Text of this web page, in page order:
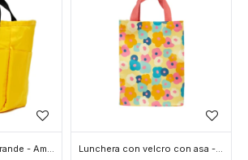
Lunchera unicolor grande - Amarillo Lunchera con velcro con asa - Amarillo